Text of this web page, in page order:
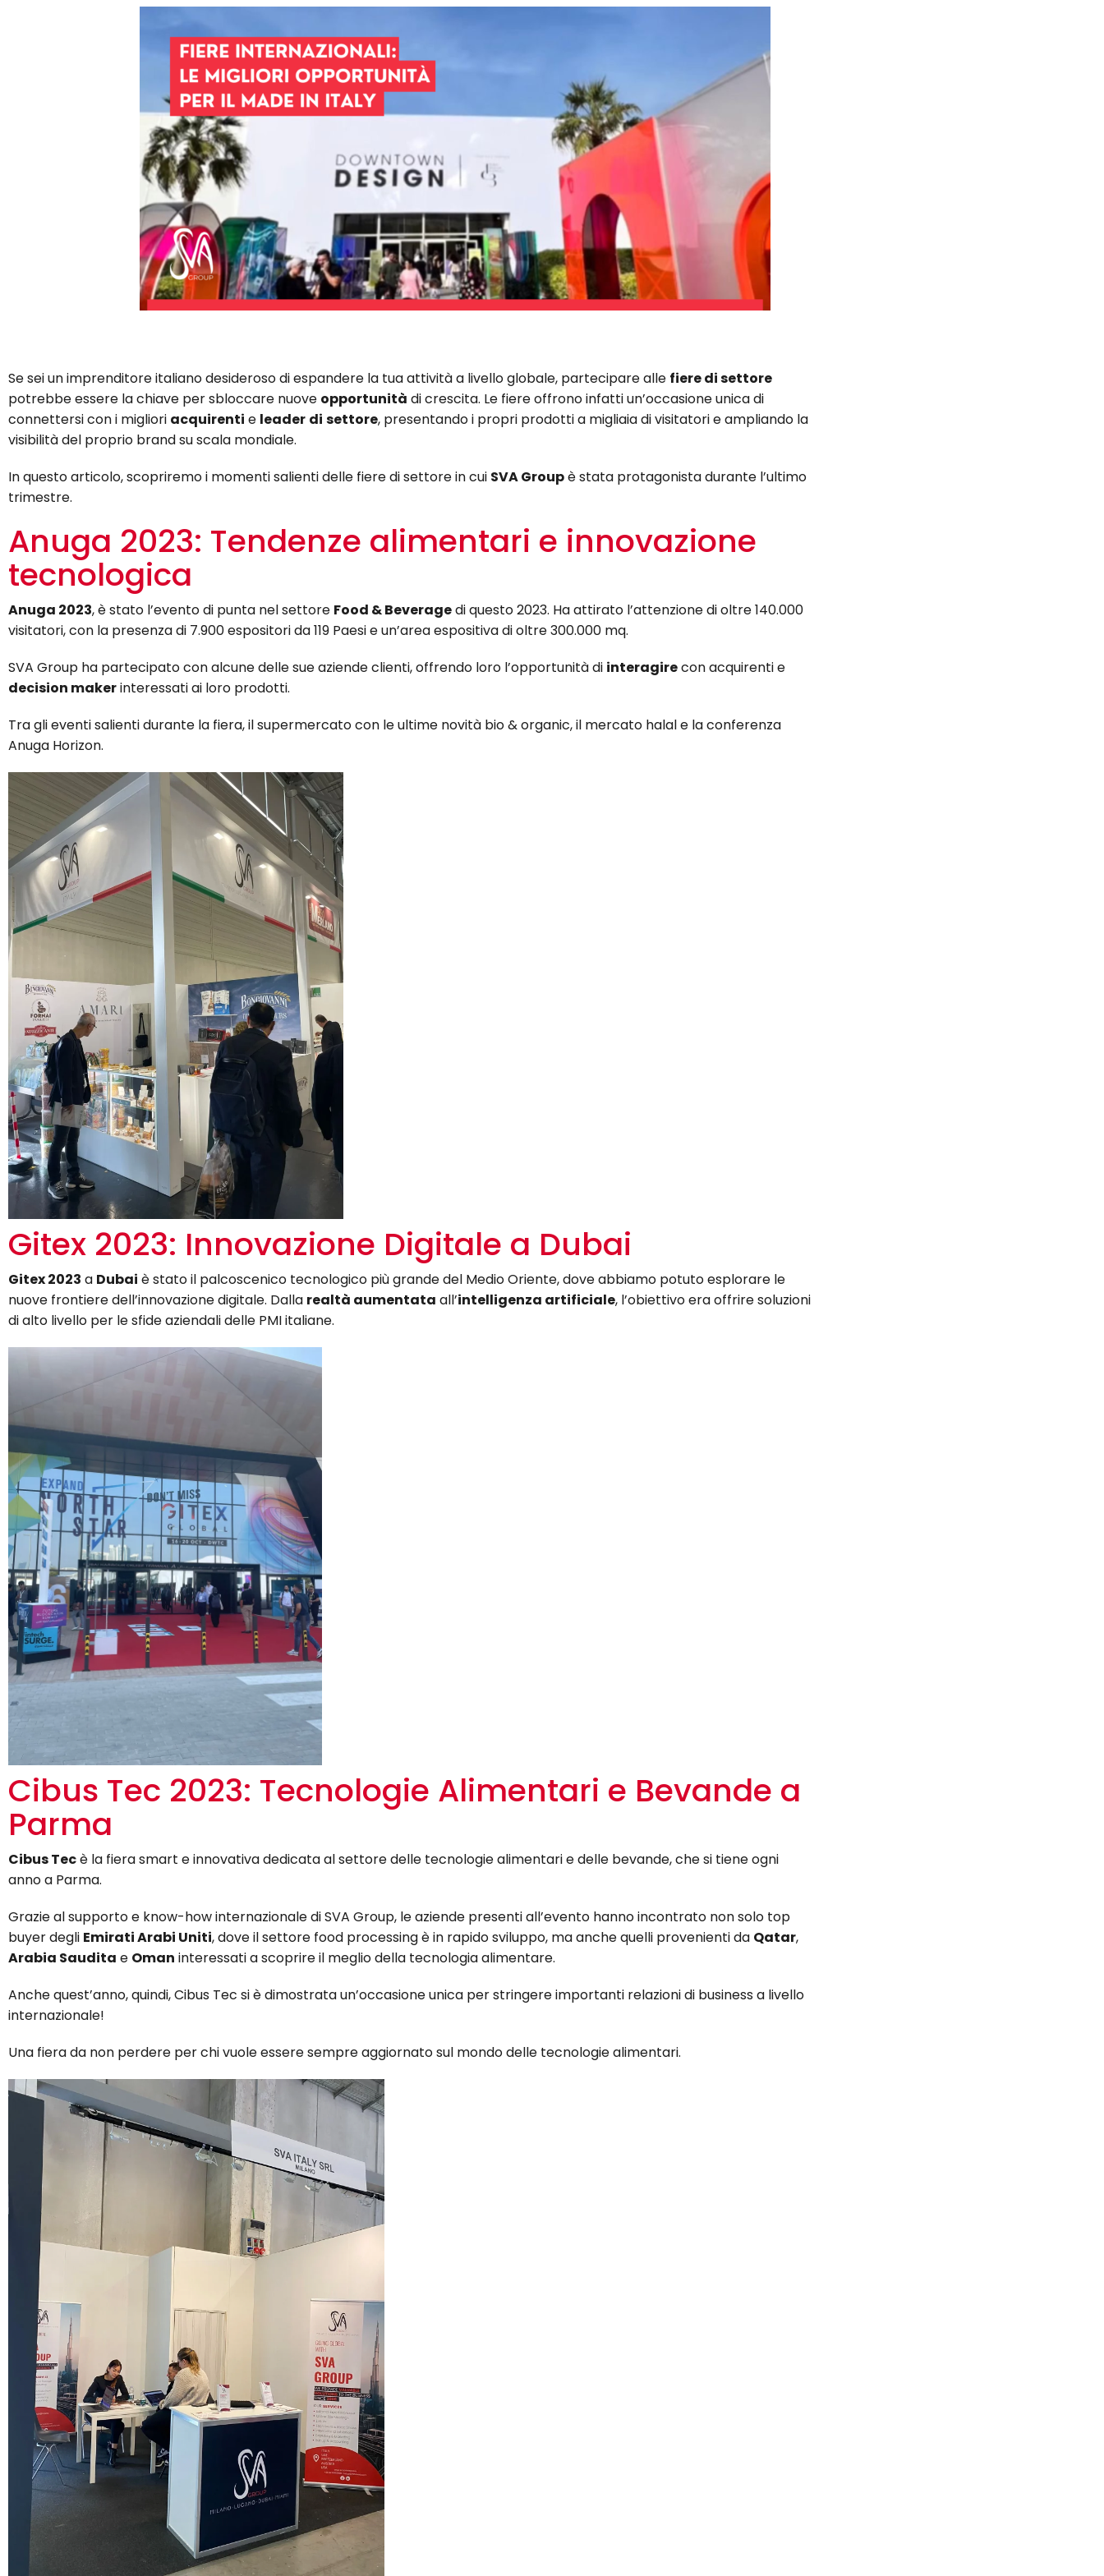
Se sei un imprenditore italiano desideroso di espandere la tua attività a livello globale, partecipare alle fiere di settore
potrebbe essere la chiave per sbloccare nuove opportunità di crescita. Le fiere offrono infatti un’occasione unica di
connettersi con i migliori acquirenti e leader di settore, presentando i propri prodotti a migliaia di visitatori e ampliando la
visibilità del proprio brand su scala mondiale.
In questo articolo, scopriremo i momenti salienti delle fiere di settore in cui SVA Groupè stata protagonista durante l’ultimo
trimestre.
Anuga 2023: Tendenze alimentari e innovazione
tecnologica
Anuga 2023, è stato l’evento di punta nel settore Food & Beveragedi questo 2023. Ha attirato l’attenzione di oltre 140.000
visitatori, con la presenza di 7.900 espositori da 119 Paesi e un’area espositiva di oltre 300.000 mq.
SVA Group ha partecipato con alcune delle sue aziende clienti, offrendo loro l’opportunità di interagirecon acquirenti e
decision makerinteressati ai loro prodotti.
Tra gli eventi salienti durante la fiera, il supermercato con le ultime novità bio & organic, il mercato halal e la conferenza
Anuga Horizon.
Gitex 2023: Innovazione Digitale a Dubai
Gitex 2023 a Dubai è stato il palcoscenico tecnologico più grande del Medio Oriente, dove abbiamo potuto esplorare le
nuove frontiere dell’innovazione digitale. Dalla realtà aumentata all’intelligenza artificiale, l’obiettivo era offrire soluzioni
di alto livello per le sfide aziendali delle PMI italiane.
Cibus Tec 2023: Tecnologie Alimentari e Bevande a
Parma
Cibus Tecè la fiera smart e innovativa dedicata al settore delle tecnologie alimentari e delle bevande, che si tiene ogni
anno a Parma.
Grazie al supporto e know-how internazionale di SVA Group, le aziende presenti all’evento hanno incontrato non solo top
buyer degli Emirati Arabi Uniti, dove il settore food processing è in rapido sviluppo, ma anche quelli provenienti da Qatar,
Arabia Saudita e Oman interessati a scoprire il meglio della tecnologia alimentare.
Anche quest’anno, quindi, Cibus Tec si è dimostrata un’occasione unica per stringere importanti relazioni di business a livello
internazionale!
Una fiera da non perdere per chi vuole essere sempre aggiornato sul mondo delle tecnologie alimentari.